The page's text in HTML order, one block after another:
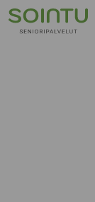
Hyppää sisältöön